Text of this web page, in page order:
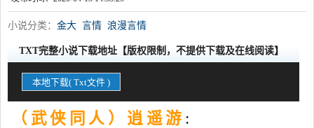
小说分类： 金大 言情 浪漫言情
TXT完整小说下载地址【版权限制，不提供下载及在线阅读】
本地下载( Txt文件 )
（武侠同人）逍遥游 :